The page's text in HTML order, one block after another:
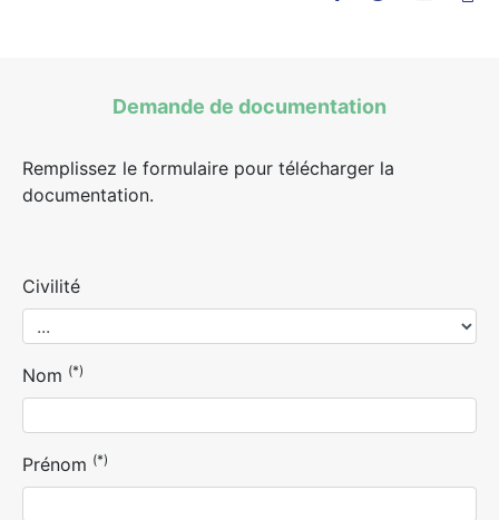
Demande de documentation
Remplissez le formulaire pour télécharger la
documentation.
Civilité
Nom (*)
Prénom (*)